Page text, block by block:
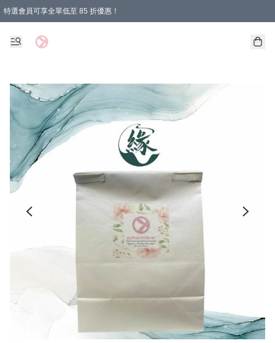
特選會員可享全單低至 85 折優惠！
購物滿 HKD 1000.00即享免運費優惠！（適用於 特定的送貨方式 )